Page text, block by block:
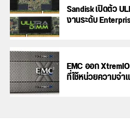
Sandisk เปิดตัว
งานระดับ
EMC ออก
ที่ใช้หน่วยความจ